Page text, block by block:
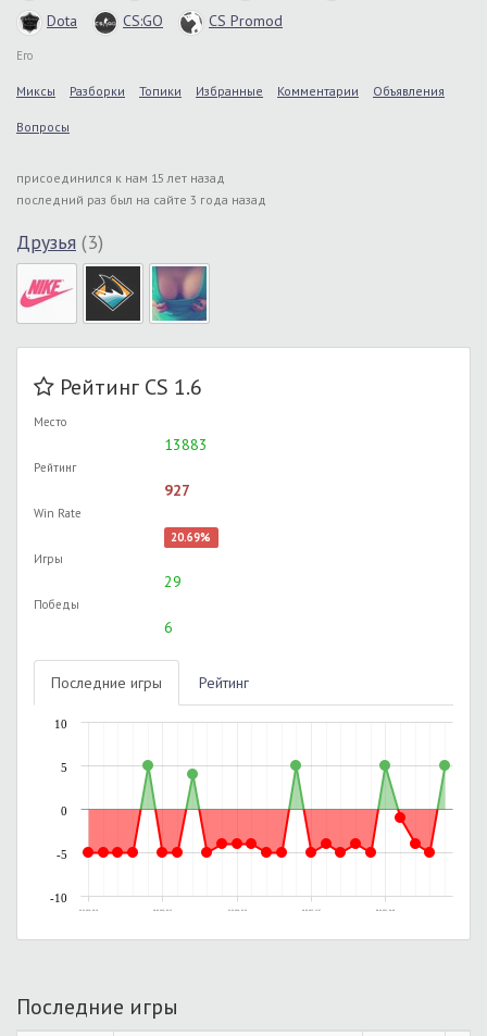
Dota
CS:GO CS Promod
Его
Миксы Разборки Топики Избранные Комментарии Объявления
Вопросы
присоединился к нам 15 лет назад
последний раз был на сайте 3 года назад
Друзья (3)
Рейтинг CS 1.6
Место
13883
Рейтинг
927
Win Rate
20.69%
Игры
29
Победы
6
Последние игры Рейтинг
03.01.2014, 00:10 28.02.2014, 02:53 01.03.2014, 03:39 06.02.2015, 13:47 08.02.2015, 04:08
-10
-5
0
5
10
Последние игры